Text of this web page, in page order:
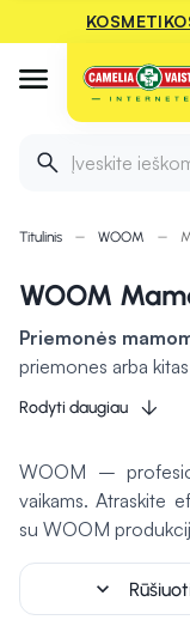
Įveskite
Titulinis WOOM
WOOM
Priemonės
priemones arba
būklę. Maisto
padėti palaikyti
Vaikams skirti
ingredientų, kad
odos ir plaukų
higienos
specialūs kremai,
Rodyti daugiau
WOOM –
vaikams. Atraskite
su WOOM
expand_more